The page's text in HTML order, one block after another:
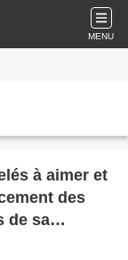
MENU
à aimer et
des
de sa